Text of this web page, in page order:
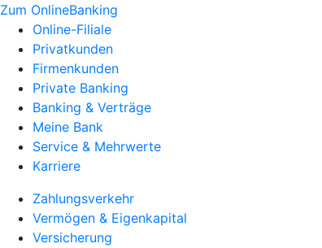
Zum OnlineBanking
Online-Filiale
Privatkunden
Firmenkunden
Private Banking
Banking & Verträge
Meine Bank
Service & Mehrwerte
Karriere
Zahlungsverkehr
Vermögen & Eigenkapital
Versicherung